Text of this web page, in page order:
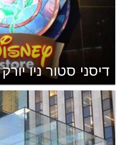
דיסני סטור ניו יורק